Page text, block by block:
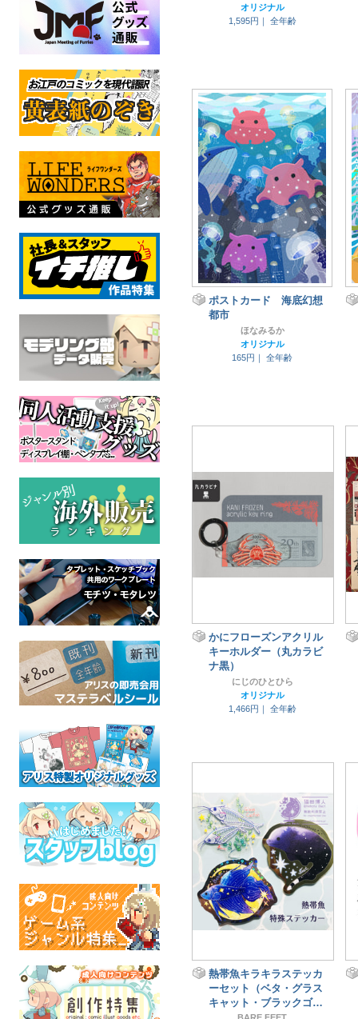
オリジナル
1,595円｜
全年齢
ポストカード 海底幻想
都市
ほなみるか
オリジナル
165円｜
全年齢
かにフローズンアクリル
キーホルダー（丸カラビ
ナ黒）
にじのひとひら
オリジナル
1,466円｜
全年齢
熱帯魚キラキラステッカ
ーセット（ベタ・グラス
キャット・ブラックゴー